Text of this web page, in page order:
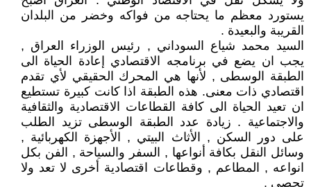
يستورد معظم ما يحتاجه من فواكه وخضر من البلدان
القريبة والبعيدة .
السيد محمد شياع السوداني , رئيس الوزراء العراق ,
يجب ان يضع في برنامجه الاقتصادي إعادة الحياة الى
الطبقة الوسطى , لأنها هي المحرك الحقيقي لأي تقدم
اقتصادي ذات معنى. هذه الطبقة اذا كانت كبيرة تستطيع
ان تعيد الحياة الى كافة القطاعات الاقتصادية والثقافية
والاجتماعية . زيادة عدد الطبقة الوسطى تزيد الطلب
على دور السكن , الأثاث البيتي , الأجهزة الكهربائية ,
وسائل النقل بكافة أنواعها , السفر والسياحة , الفن بكل
انواعه , المطاعم , وقطاعات اقتصادية أخرى لا تعد ولا
تحصى .